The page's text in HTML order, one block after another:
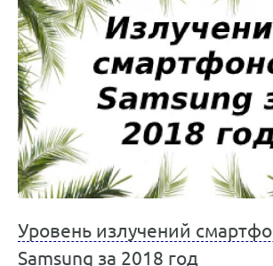
Уровень излучений
Samsung за 2018 год